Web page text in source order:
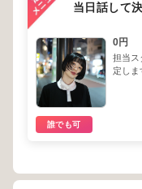
当日話して
0円
担当ス
定しま
誰でも可